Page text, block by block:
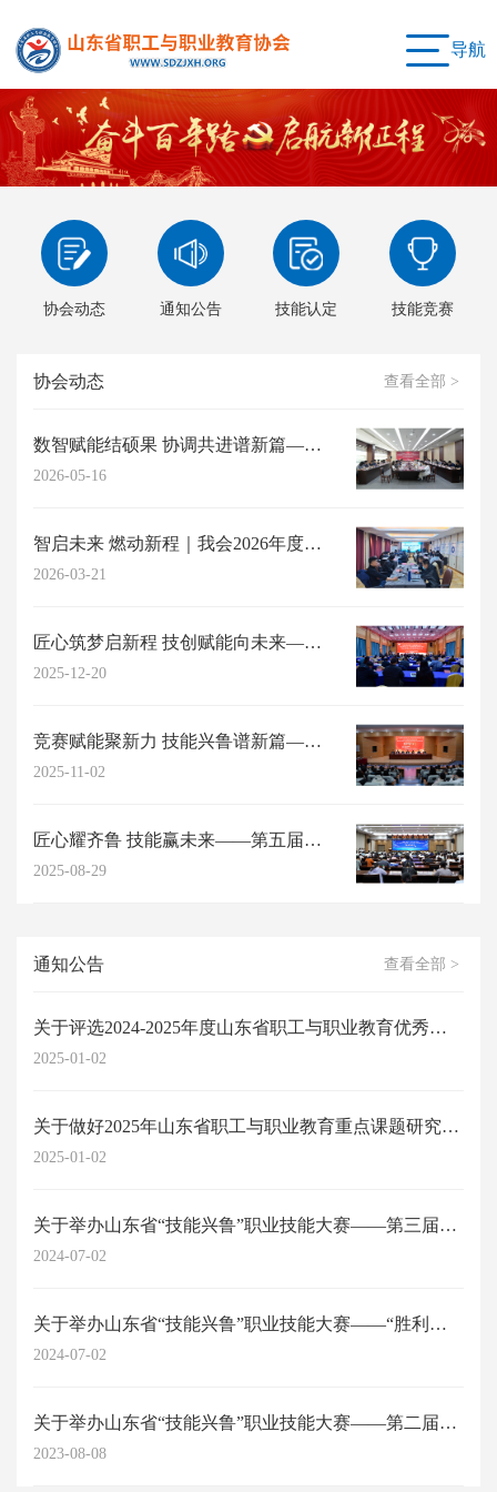
导航
协会动态 通知公告 技能认定 技能竞赛
协会动态 查看全部 >
数智赋能结硕果 协调共进谱新篇——我会2026年度高阶能力提升研习工作坊圆满...
2026-05-16
智启未来 燃动新程｜我会2026年度高阶能力提升研习工作坊成功举办
2026-03-21
匠心筑梦启新程 技创赋能向未来——山东省职工与职业教育协会2025年年会在济...
2025-12-20
竞赛赋能聚新力 技能兴鲁谱新篇——第五届山东省职工与职业教育（职业培训师）职...
2025-11-02
匠心耀齐鲁 技能赢未来——第五届山东省职工与职业教育职业技能竞赛复赛圆满结束
2025-08-29
通知公告 查看全部 >
关于评选2024-2025年度山东省职工与职业教育优秀科研成果的通知
2025-01-02
关于做好2025年山东省职工与职业教育重点课题研究工作的通知
2025-01-02
关于举办山东省“技能兴鲁”职业技能大赛——第三届山东省劳动关系协调师职业技能...
2024-07-02
关于举办山东省“技能兴鲁”职业技能大赛——“胜利杯”第四届山东省职工与职业教...
2024-07-02
关于举办山东省“技能兴鲁”职业技能大赛——第二届山东省劳动关系协调员职业技能...
2023-08-08